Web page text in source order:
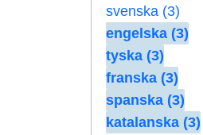
svenska (3)
engelska (3)
tyska (3)
franska (3)
spanska (3)
katalanska (3)